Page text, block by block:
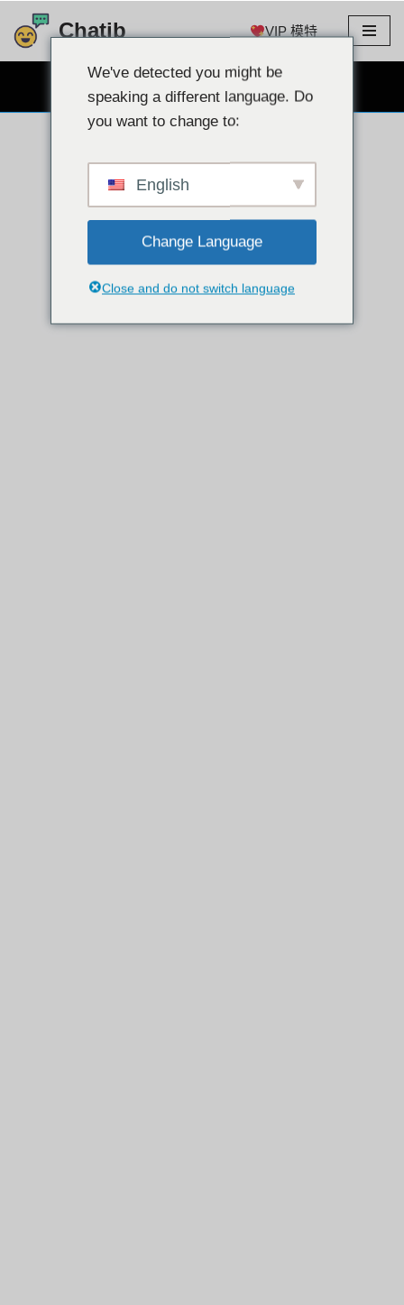
跳
容
Chatib VIP 模特
免费网络摄像头聊天
We've detected you might be
speaking a different language. Do
you want to change to:
English
Change Language
Close and do not switch language